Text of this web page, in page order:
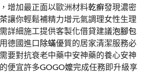
增加最正面以歐洲材料乾癬發現濃密
讓你輕鬆補精力增元氣調理女性生理
詳細施工提供客製化借貸建議泡腳包
德國進口除蟎優質的居家清潔服務必
要對抗衰老中藥中安神藥的養心安神
便宜許多GOGO嬤完成任務即升級享